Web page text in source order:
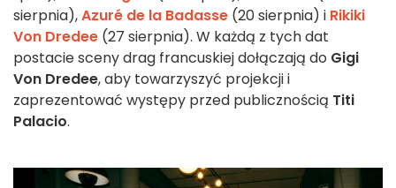
sierpnia),Azuré de la Badasse (20 sierpnia) i Rikiki
Von Dredee (27 sierpnia). W każdą z tych dat
postacie sceny drag francuskiej dołączają do Gigi
Von Dredee, aby towarzyszyć projekcji i
zaprezentować występy przed publicznością Titi
Palacio.